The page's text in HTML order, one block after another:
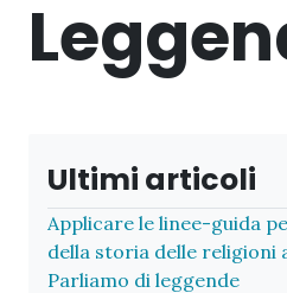
Ultimi articoli
Applicare le linee-guida
della storia delle religioni
Parliamo di leggende